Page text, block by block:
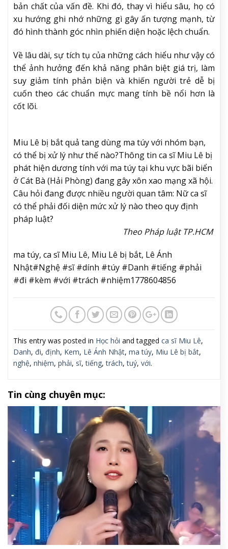
bản chất của vấn đề. Khi đó, thay vì hiểu sâu, họ có
xu hướng ghi nhớ những gì gây ấn tượng mạnh, từ
đó hình thành góc nhìn phiến diện hoặc lệch chuẩn.
Về lâu dài, sự tích tụ của những cách hiểu như vậy có
thể ảnh hưởng đến khả năng phân biệt giá trị, làm
suy giảm tính phản biện và khiến người trẻ dễ bị
cuốn theo các chuẩn mực mang tính bề nổi hơn là
cốt lõi.
Miu Lê bị bắt quả tang dùng ma túy với nhóm bạn,
có thể bị xử lý như thế nào?Thông tin ca sĩ Miu Lê bị
phát hiện dương tính với ma túy tại khu vực bãi biển
ở Cát Bà (Hải Phòng) đang gây xôn xao mạng xã hội.
Câu hỏi đang được nhiều người quan tâm: Nữ ca sĩ
có thể phải đối diện mức xử lý nào theo quy định
pháp luật?
Theo Pháp luật TP.HCM
ma túy, ca sĩ Miu Lê, Miu Lê bị bắt, Lê Ánh
Nhật#Nghệ #sĩ #dính #túy #Danh #tiếng #phải
#đi #kèm #với #trách #nhiệm1778604856
This entry was posted in Học hỏi and tagged ca sĩ Miu Lê,
Danh, đi, định, Kem, Lê Ánh Nhật, ma túy, Miu Lê bị bắt,
nghệ, nhiệm, phải, sĩ,tiếng,trách,tuý, với.
Tin cùng chuyên mục: